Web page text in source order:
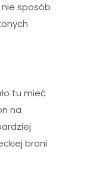
sposób
tu mieć
na
broni